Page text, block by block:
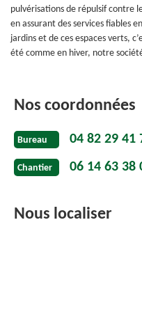
pulvérisations de répulsif contre
en assurant des services fiables
jardins et de ces espaces verts,
été comme en hiver, notre
Nos coordonnées
Bureau 04 82 29 41
Chantier 06 14 63 38
Nous localiser